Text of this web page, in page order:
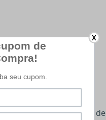
transporte e
uso, consegui
quando for utilizar.
pressão.
de Airsoft, esferas de
X